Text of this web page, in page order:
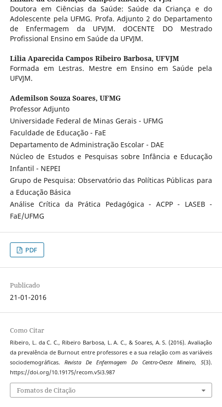
Doutora em Ciências da Saúde: Saúde da Criança e do
Adolescente pela UFMG. Profa. Adjunto 2 do Departamento
de Enfermagem da UFVJM. dOCENTE DO Mestrado
Profissional Ensino em Saúde da UFVJM.
Lilia Aparecida Campos Ribeiro Barbosa, UFVJM
Formada em Lestras. Mestre em Ensino em Saúde pela
UFVJM.
Ademilson Souza Soares, UFMG
Professor Adjunto
Universidade Federal de Minas Gerais - UFMG
Faculdade de Educação - FaE
Departamento de Administração Escolar - DAE
Núcleo de Estudos e Pesquisas sobre Infância e Educação
Infantil - NEPEI
Grupo de Pesquisa: Observatório das Políticas Públicas para
a Educação Básica
Análise Crítica da Prática Pedagógica - ACPP - LASEB -
FaE/UFMG
PDF
Publicado
21-01-2016
Como Citar
Ribeiro, L. da C. C., Ribeiro Barbosa, L. A. C., & Soares, A. S. (2016). Avaliação
da prevalência de Burnout entre professores e a sua relação com as variáveis
sociodemográficas. Revista De Enfermagem Do Centro-Oeste Mineiro,5(3).
https://doi.org/10.19175/recom.v5i3.987
Fomatos de Citação